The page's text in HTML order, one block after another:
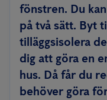
fönstren. Du
på två sätt. Byt
tilläggsisolera
dig att göra en
hus. Då får du
behöver göra